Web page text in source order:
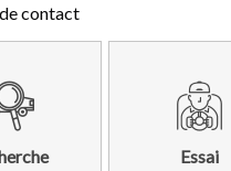
contact
Essai